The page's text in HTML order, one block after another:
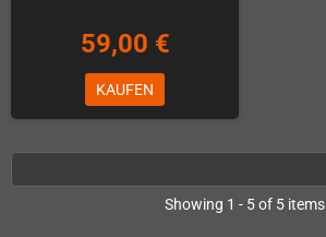
59,00 €
KAUFEN
Showing 1 - 5 of 5 items